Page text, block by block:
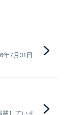
年7月31日
していま